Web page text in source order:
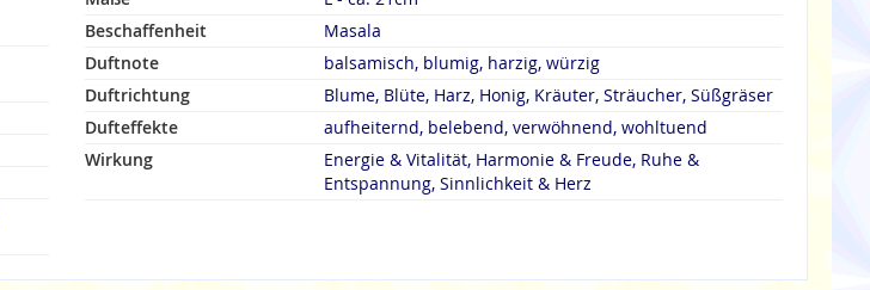
Beschaffenheit
Masala
Duftnote
balsamisch, blumig, harzig, würzig
Duftrichtung
Blume, Blüte, Harz, Honig, Kräuter, Sträucher, Süßgräser
Dufteffekte
aufheiternd, belebend, verwöhnend, wohltuend
Wirkung
Energie & Vitalität, Harmonie & Freude, Ruhe &
Entspannung, Sinnlichkeit & Herz